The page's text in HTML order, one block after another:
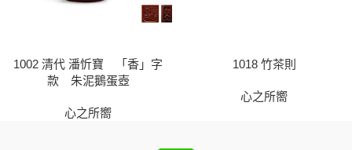
1002 清代 潘忻寶 「香」字
款 朱泥鵝蛋壺
心之所嚮
1018 竹茶則
心之所嚮